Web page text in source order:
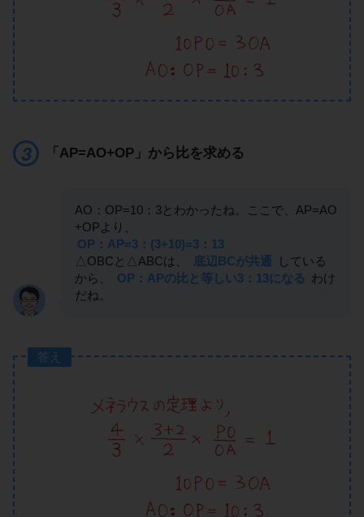
「AP=AO+OP」から比を求める
AO：OP=10：3とわかったね。ここで、AP=AO
+OPより、
OP：AP=3：(3+10)=3：13
△OBCと△ABCは、
底辺BCが共通
している
から、
OP：APの比と等しい3：13になる わけ
だね。
答え